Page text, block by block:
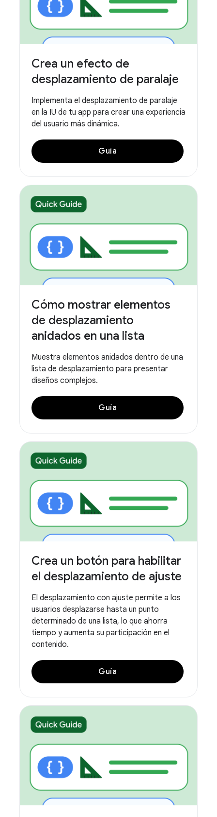
Crea un efecto de
desplazamiento de paralaje
Implementa el desplazamiento de paralaje
en la IU de tu app para crear una experiencia
del usuario más dinámica.
Guía
Cómo mostrar elementos
de desplazamiento
anidados en una lista
Muestra elementos anidados dentro de una
lista de desplazamiento para presentar
diseños complejos.
Guía
Crea un botón para habilitar
el desplazamiento de ajuste
El desplazamiento con ajuste permite a los
usuarios desplazarse hasta un punto
determinado de una lista, lo que ahorra
tiempo y aumenta su participación en el
contenido.
Guía